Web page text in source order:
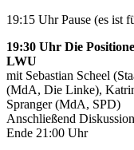
19:15 Uhr Pause (es ist
19:30 Uhr Die
LWU
mit Sebastian Scheel
(MdA, Die Linke),
Spranger (MdA, SPD)
Anschließend
Ende 21:00 Uhr